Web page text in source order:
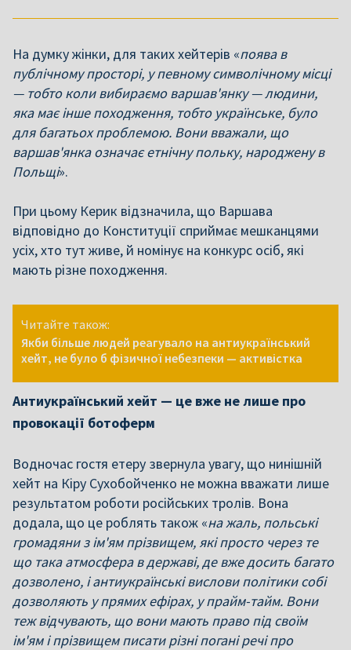
На думку жінки, для таких хейтерів «поява в
публічному просторі, у певному символічному місці
— тобто коли вибираємо варшав'янку — людини,
яка має інше походження, тобто українське, було
для багатьох проблемою. Вони вважали, що
варшав'янка означає етнічну польку, народжену в
Польщі».
При цьому Керик відзначила, що Варшава
відповідно до Конституції сприймає мешканцями
усіх, хто тут живе, й номінує на конкурс осіб, які
мають різне походження.
Читайте також:
Якби більше людей реагувало на антиукраїнський
хейт, не було б фізичної небезпеки — активістка
Антиукраїнський хейт — це вже не лише про
провокації ботоферм
Водночас гостя етеру звернула увагу, що нинішній
хейт на Кіру Сухобойченко не можна вважати лише
результатом роботи російських тролів. Вона
додала, що це роблять також «на жаль, польські
громадяни з ім'ям прізвищем, які просто через те
що така атмосфера в державі, де вже досить багато
дозволено, і антиукраїнські вислови політики собі
дозволяють у прямих ефірах, у прайм-тайм. Вони
теж відчувають, що вони мають право під своїм
ім'ям і прізвищем писати різні погані речі про